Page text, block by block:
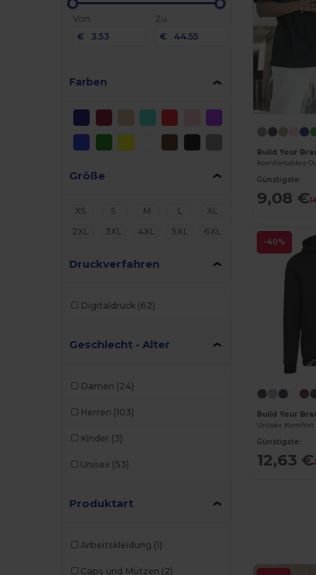
Von
€
Zu
€
Farben
Größe
XS S M L
XL
2XL
3XL 4XL 5XL 6XL
Druckverfahren
Digitaldruck (62)
Geschlecht - Alter
Damen (24)
Herren (103)
Kinder (3)
Unisex (53)
Produktart
Arbeitskleidung (1)
Caps und Mützen (2)
Build Your
Günstigste:
9,08 €
-40%
Build Your
Günstigste:
12,63 €